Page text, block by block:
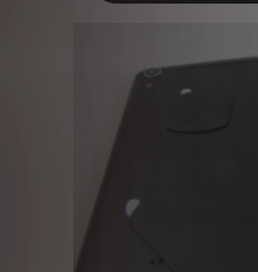
15,50